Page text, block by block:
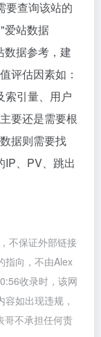
要查询该站的
爱站数据
数据参考，建
评估因素如：
索引量、用户
要还是需要根
据则需要找
IP、PV、跳出
不保证外部链接
指向，不由Alex
收录时，该网
如出现违规，
哥不承担任何责